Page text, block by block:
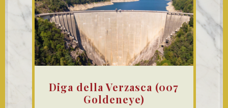
Diga della Verzasca (007
Goldeneye)